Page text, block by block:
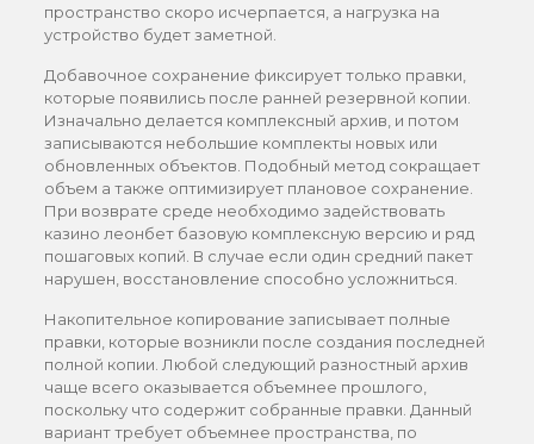
пространство скоро исчерпается, а нагрузка на
устройство будет заметной.
Добавочное сохранение фиксирует только правки,
которые появились после ранней резервной копии.
Изначально делается комплексный архив, и потом
записываются небольшие комплекты новых или
обновленных объектов. Подобный метод сокращает
объем а также оптимизирует плановое сохранение.
При возврате среде необходимо задействовать
казино леонбет базовую комплексную версию и ряд
пошаговых копий. В случае если один средний пакет
нарушен, восстановление способно усложниться.
Накопительное копирование записывает полные
правки, которые возникли после создания последней
полной копии. Любой следующий разностный архив
чаще всего оказывается объемнее прошлого,
поскольку что содержит собранные правки. Данный
вариант требует объемнее пространства, по